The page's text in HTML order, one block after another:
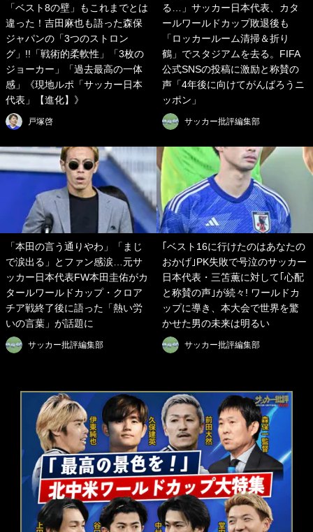
「ベスト8の壁」もこれまでとは
違った！吉田麻也も語った森保
ジャパンの「3つのストロン
グ」!!「戦術的柔軟性」「3枚の
ジョーカー」「過去最高の一体
感」《現地ルポ「サッカー日本
代表」【進化】》
戸塚啓
る…」サッカー日本代表、カタ
ールワールドカップ敗退後も
「ロッカールーム清掃＆折り
鶴」でスタジアムを去る。FIFA
公式SNSの投稿に激励と称賛の
声「4年後に向けてがんばろうニ
ッポン」
サッカー批評編集部
「本田の言う通りやわ」「まじ
で涙出る」とファン感涙…元サ
ッカー日本代表FW本田圭佑がカ
タールワールドカップ・クロア
チア戦終了後に語った「熱い労
いの言葉」が話題に
サッカー批評編集部
｢ベスト16に行けたのはあなたの
おかげ｣PK失敗で号泣のサッカー
日本代表・三笘薫に対して｢心配
と称賛の声｣が続々! ワールドカ
ップに導き、本大会で世界を驚
かせた男の未来は明るい
サッカー批評編集部